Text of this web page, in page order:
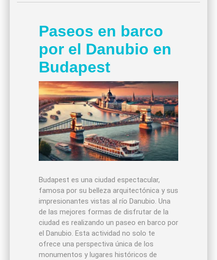
Paseos en barco
por el Danubio en
Budapest
Budapest es una ciudad espectacular,
famosa por su belleza arquitectónica y sus
impresionantes vistas al río Danubio. Una
de las mejores formas de disfrutar de la
ciudad es realizando un paseo en barco por
el Danubio. Esta actividad no solo te
ofrece una perspectiva única de los
monumentos y lugares históricos de